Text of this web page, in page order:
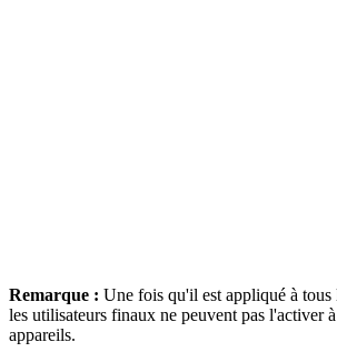
Remarque : Une fois qu'il est appliqué à tous
les utilisateurs finaux ne peuvent pas l'activer
appareils.